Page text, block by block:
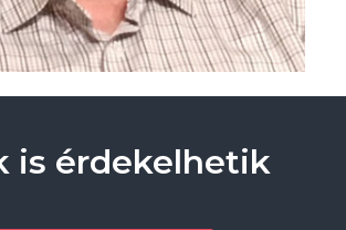
is érdekelhetik